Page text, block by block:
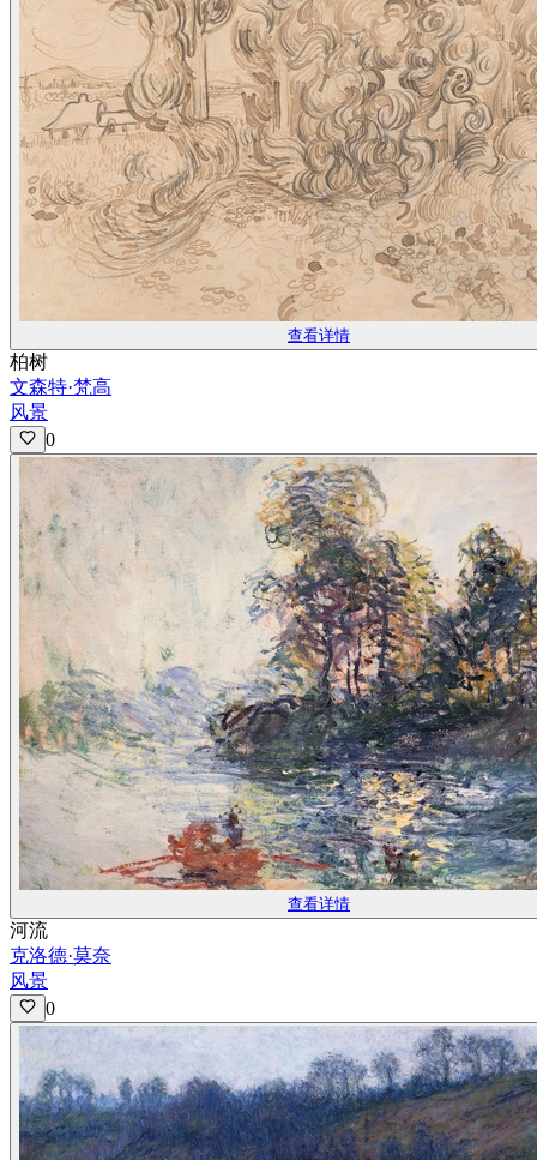
查看详情
柏树
文森特·梵高
风景
0
查看详情
河流
克洛德·莫奈
风景
0